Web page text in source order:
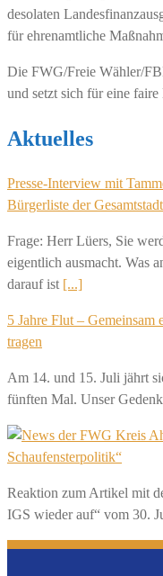
desolaten
für ehrenamtliche
Die FWG/Freie Wähler/
und setzt sich für eine
Aktuelles
Presse-Interview mit
Bürgerliste der
Frage: Herr Lüers, Sie
eigentlich ausmacht. Was
darauf ist [...]
5 Jahre Flut – Gemeinsam
tragen
Am 14. und 15. Juli jährt
fünften Mal. Unser
Schaufensterpolitik“
Reaktion zum Artikel mit
IGS wieder auf“ vom 30.